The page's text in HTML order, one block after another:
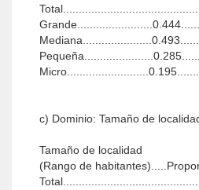
c) Dominio: Tamaño de
Tamaño de localidad
(Rango de